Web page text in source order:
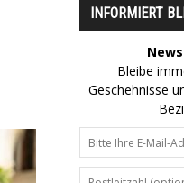
INFORMIERT
Bleibe
Geschehnisse